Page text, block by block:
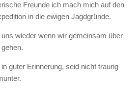
Freunde ich mach mich auf den
in die ewigen Jagdgründe.
wieder wenn wir gemeinsam über
guter Erinnerung, seid nicht traurig